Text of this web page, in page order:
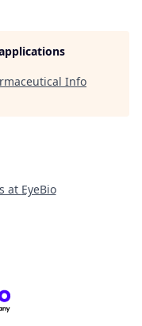
Info
at EyeBio